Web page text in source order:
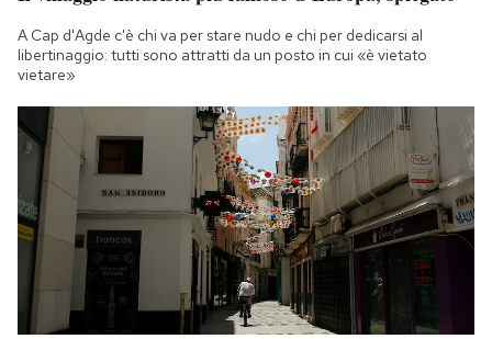
A Cap d'Agde c'è chi va per stare nudo e chi per dedicarsi al
libertinaggio: tutti sono attratti da un posto in cui «è vietato
vietare»